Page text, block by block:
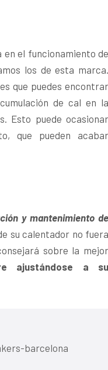
en el funcionamiento de
los de esta marca.
que puedes encontrar
de cal en la
Esto puede ocasionar
que pueden acabar
y mantenimiento
su calentador no
sobre la mejor
ajustándose a